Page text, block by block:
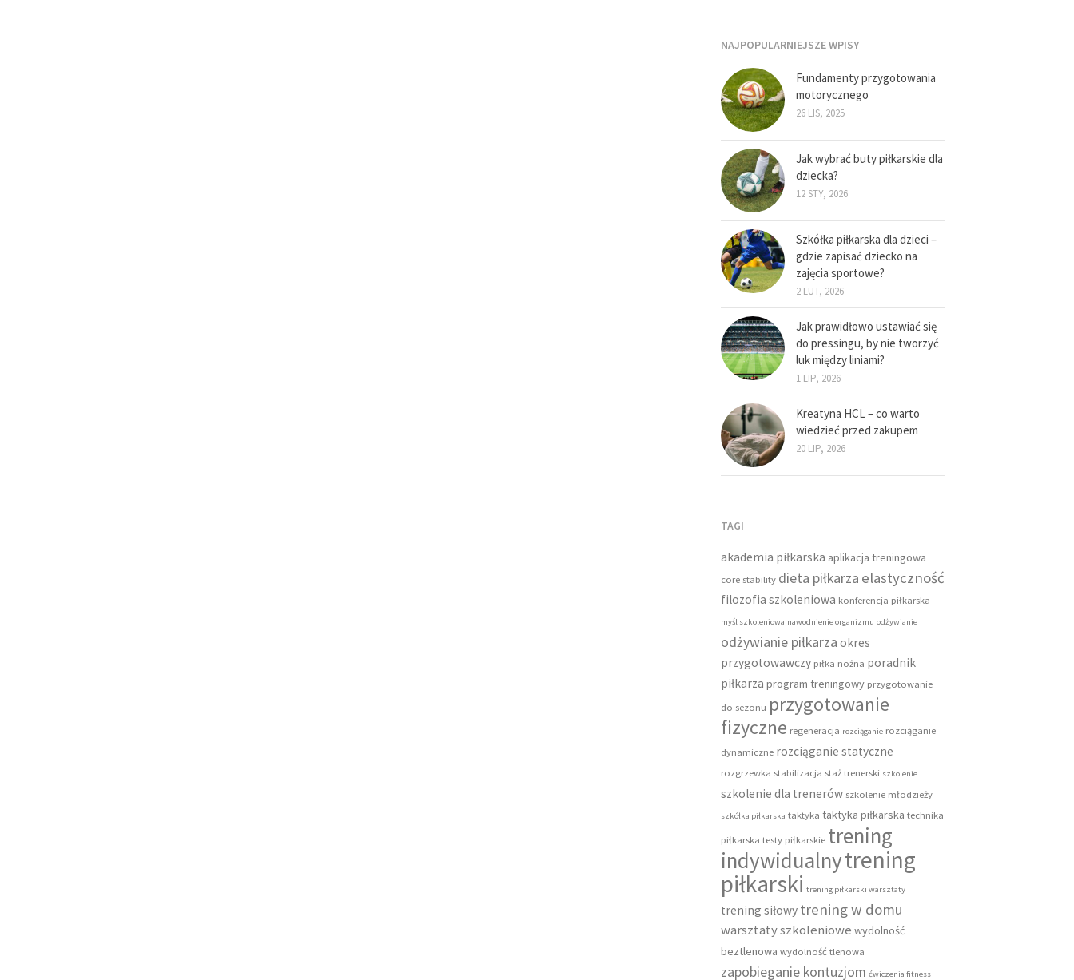
NAJPOPULARNIEJSZE WPISY
Fundamenty przygotowania
motorycznego
26 LIS, 2025
Jak wybrać buty piłkarskie dla
dziecka?
12 STY, 2026
Szkółka piłkarska dla dzieci –
gdzie zapisać dziecko na
zajęcia sportowe?
2 LUT, 2026
Jak prawidłowo ustawiać się
do pressingu, by nie tworzyć
luk między liniami?
1 LIP, 2026
Kreatyna HCL – co warto
wiedzieć przed zakupem
20 LIP, 2026
TAGI
akademia piłkarska aplikacja treningowa
core stability dieta piłkarza elastyczność
filozofia szkoleniowa konferencja piłkarska
myśl szkoleniowa nawodnienie organizmu odżywianie
odżywianie piłkarza okres
przygotowawczy piłka nożna poradnik
piłkarza program treningowy przygotowanie
do sezonu przygotowanie
fizyczne regeneracja rozciąganie rozciąganie
dynamiczne rozciąganie statyczne
rozgrzewka stabilizacja staż trenerski szkolenie
szkolenie dla trenerów szkolenie młodzieży
szkółka piłkarska taktyka taktyka piłkarska technika
piłkarska testy piłkarskie trening
indywidualnytrening
piłkarski trening piłkarski warsztaty
trening siłowy trening w domu
warsztaty szkoleniowe wydolność
beztlenowa wydolność tlenowa
zapobieganie kontuzjom ćwiczenia fitness